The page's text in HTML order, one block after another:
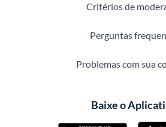
Critérios de
Perguntas
Problemas com sua
Baixe o